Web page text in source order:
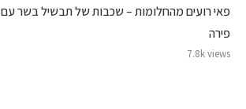
פאי רועים מהחלומות – שכבות של תבשיל בשר עם
פירה
7.8k views